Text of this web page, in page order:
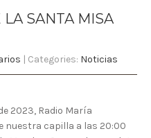
SANTA MISA
| Categories: Noticias
2023, Radio María
nuestra capilla a las 20:00